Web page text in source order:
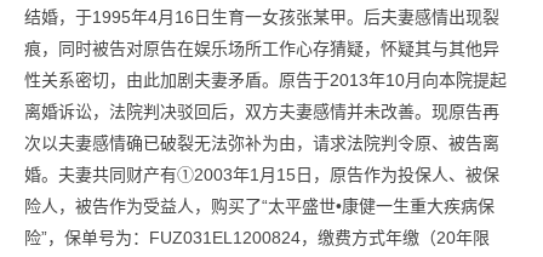
结婚，于1995年4月16日生育一女孩张某甲。后夫妻感情出现裂
痕，同时被告对原告在娱乐场所工作心存猜疑，怀疑其与其他异
性关系密切，由此加剧夫妻矛盾。原告于2013年10月向本院提起
离婚诉讼，法院判决驳回后，双方夫妻感情并未改善。现原告再
次以夫妻感情确已破裂无法弥补为由，请求法院判令原、被告离
婚。夫妻共同财产有①2003年1月15日，原告作为投保人、被保
险人，被告作为受益人，购买了“太平盛世•康健一生重大疾病保
险”，保单号为：FUZ031EL1200824，缴费方式年缴（20年限